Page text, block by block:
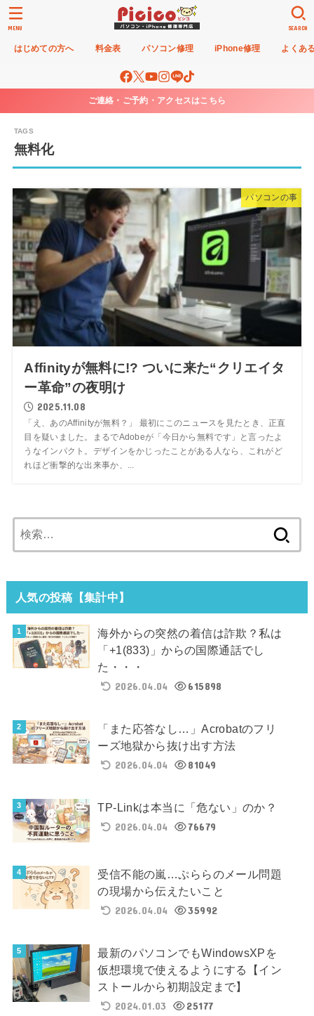
はじめての方へ 料金表 パソコン修理 iPhone修理 よくあ
SEARCH
MENU
ご連絡・ご予約・アクセスはこちら
無料化
パソコンの事
Affinityが無料に!? ついに来た“クリエイタ
ー革命”の夜明け
2025.11.08
「え、あのAffinityが無料？」 最初にこのニュースを見たとき、正直
目を疑いました。まるでAdobeが「今日から無料です」と言ったよ
うなインパクト。デザインをかじったことがある人なら、これがど
れほど衝撃的な出来事か、...
索:
人気の投稿【集計中】
海外からの突然の着信は詐欺？私は
「+1(833)」からの国際通話でし
た・・・
2026.04.04
615898
「また応答なし…」Acrobatのフリ
ーズ地獄から抜け出す方法
2026.04.04
81049
TP-Linkは本当に「危ない」のか？
2026.04.04
76679
受信不能の嵐…ぷららのメール問題
の現場から伝えたいこと
2026.04.04
35992
最新のパソコンでもWindowsXPを
仮想環境で使えるようにする【イン
ストールから初期設定まで】
2024.01.03
25177